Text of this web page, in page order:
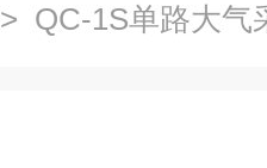
> QC-1S单路大气